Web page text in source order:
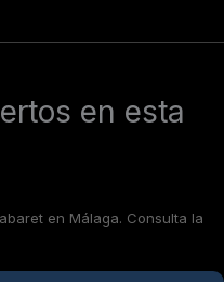
en esta
en Málaga. Consulta la